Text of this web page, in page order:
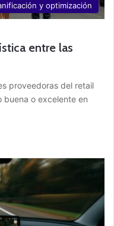
y optimización
entre las
proveedoras del retail
buena o excelente en